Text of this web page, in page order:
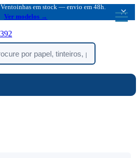
Ventoinhas em stock — envio em 48h.
Ver modelos →
×